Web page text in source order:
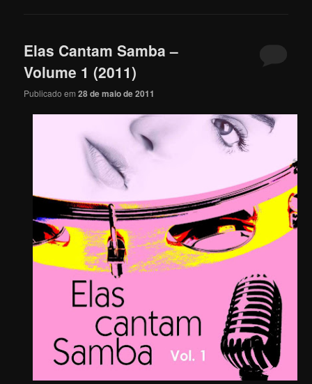
Elas Cantam Samba –
Volume 1 (2011)
Publicado em28 de maio de 2011